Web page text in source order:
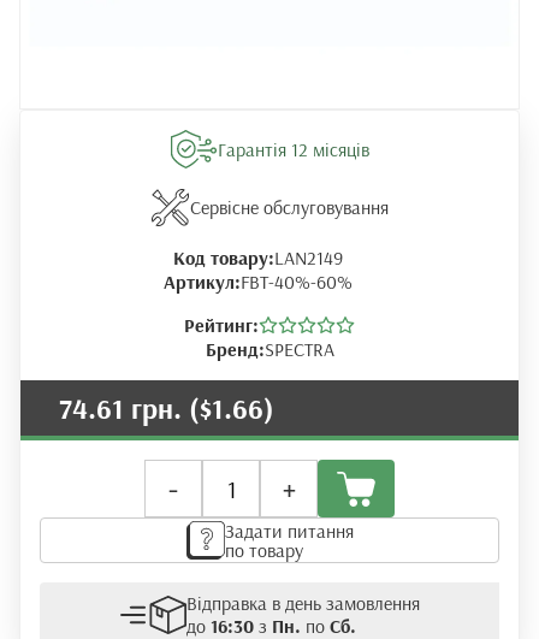
Гарантія 12 місяців
Сервісне обслуговування
Код товару:LAN2149
Артикул:FBT-40%-60%
Рейтинг:
Бренд:SPECTRA
74.61 грн. ($1.66)
-
дільник
FBT
40%-60%
кількість
+
Задати питання
по товару
Відправка в день замовлення
до 16:30з Пн. по Сб.